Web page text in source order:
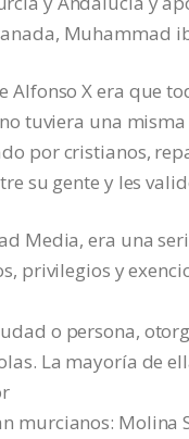
Muhammad
Alfonso X era que
tuviera una
por cristianos,
su gente y les
Media, era una
privilegios y
o persona,
La mayoría de
murcianos: Molina